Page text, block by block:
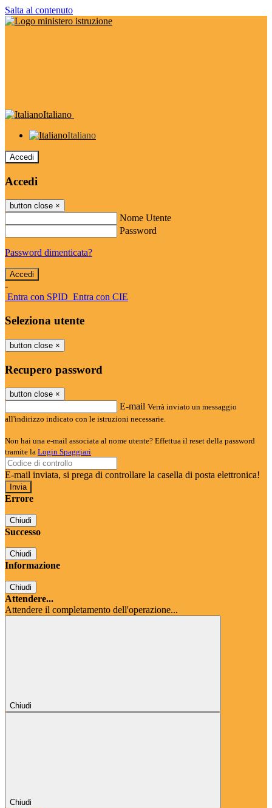
Salta al contenuto
Italiano
Italiano
Accedi
Accedi
button close ×
Nome Utente
Password
Password dimenticata?
-
Entra con SPID Entra con CIE
Seleziona utente
button close ×
Recupero password
button close ×
E-mail Verrà inviato un messaggio
all'indirizzo indicato con le istruzioni necessarie.
Non hai una e-mail associata al nome utente? Effettua il reset della password
tramite la Login Spaggiari
E-mail inviata, si prega di controllare la casella di posta elettronica!
Errore
Chiudi
Successo
Chiudi
Informazione
Chiudi
Attendere...
Attendere il completamento dell'operazione...
Chiudi
Chiudi